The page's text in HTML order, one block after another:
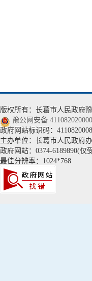
版权所有：长葛市人民政府
豫公网安备
政府网站标识码：4110820008
主办单位：长葛市人民政府
政府网站：0374-6189890(仅
最佳分辨率：1024*768